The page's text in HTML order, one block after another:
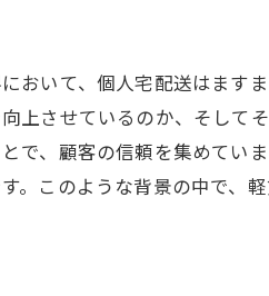
おいて、個人宅配送はます
上させているのか、そして
で、顧客の信頼を集めてい
。このような背景の中で、